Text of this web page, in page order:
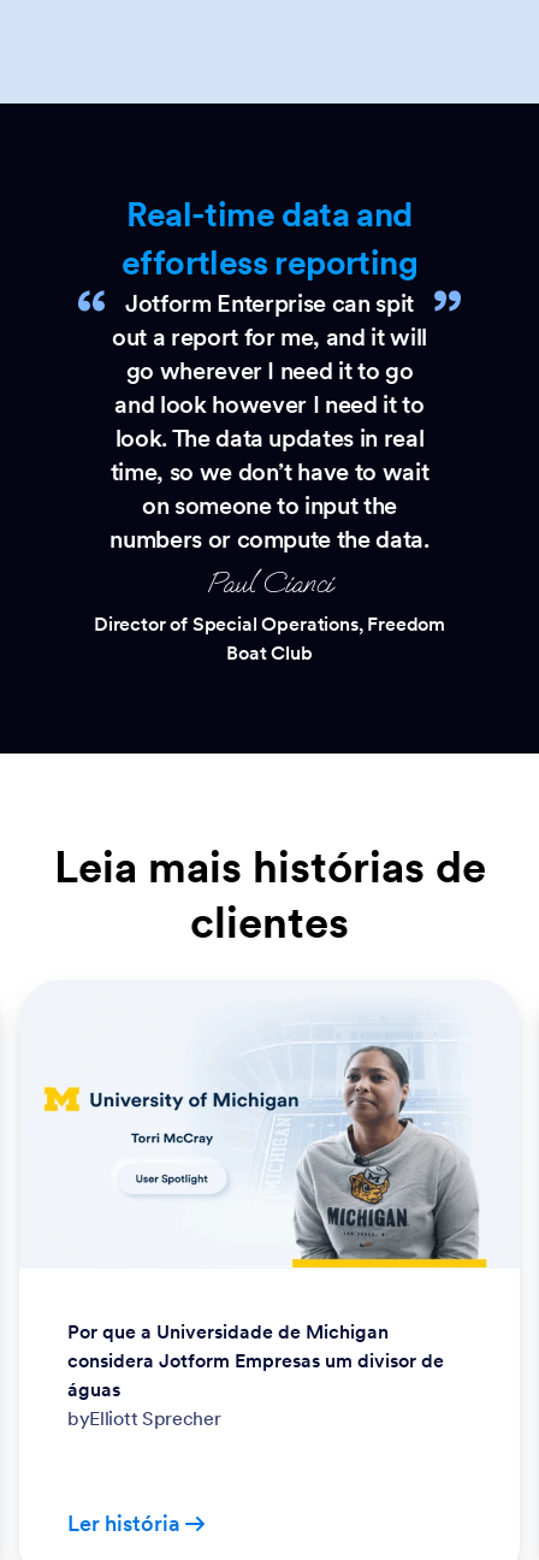
Real-time data and
effortless reporting
Jotform Enterprise can spit
out a report for me, and it will
go wherever I need it to go
and look however I need it to
look. The data updates in real
time, so we don’t have to wait
on someone to input the
numbers or compute the data.
Paul Cianci
Director of Special Operations, Freedom
Boat Club
Leia mais histórias de
clientes
Por que a Universidade de Michigan
considera Jotform Empresas um divisor de
águas
byElliott Sprecher
Ler história